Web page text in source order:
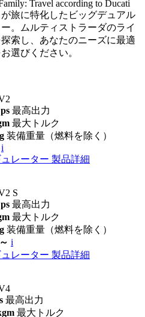
Travel according to Ducati
が旅に特化したビッグデュアル
。ムルティストラーダのライ
索し、あなたのニーズに最適
選びください。
最高出力
最大トルク
装備重量（燃料を除く）
i
レーター 製品詳細
S
最高出力
最大トルク
装備重量（燃料を除く）
i
レーター 製品詳細
最高出力
最大トルク